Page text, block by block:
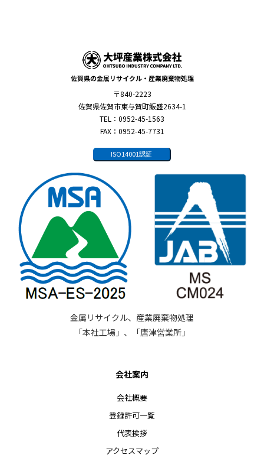
佐賀県の金属リサイクル・産業廃棄物処理
〒840-2223
佐賀県佐賀市東与賀町飯盛2634-1
TEL：0952-45-1563
FAX：0952-45-7731
ISO14001認証
金属リサイクル、産業廃棄物処理
「本社工場」、「唐津営業所」
会社案内
会社概要
登録許可一覧
代表挨拶
アクセスマップ